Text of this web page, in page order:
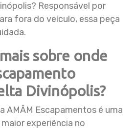
Responsável por
fora do veículo, essa peça
sobre onde
Divinópolis?
AMÂM Escapamentos é uma
experiência no